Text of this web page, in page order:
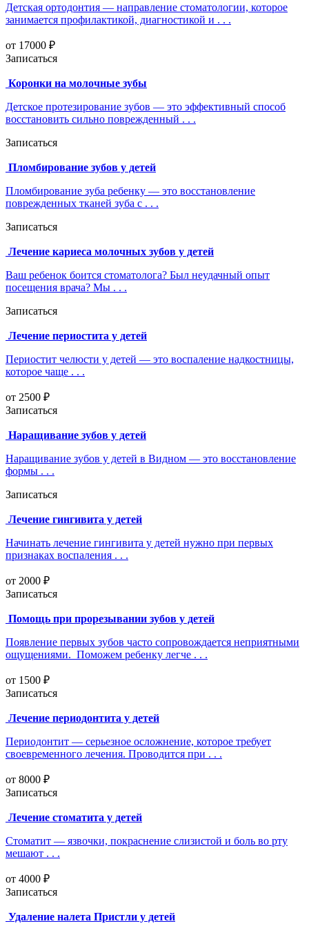
Детская ортодонтия — направление стоматологии, которое
занимается профилактикой, диагностикой и . . .
от 17000 ₽
Записаться
Коронки на молочные зубы
Детское протезирование зубов — это эффективный способ
восстановить сильно поврежденный . . .
Записаться
Пломбирование зубов у детей
Пломбирование зуба ребенку — это восстановление
поврежденных тканей зуба с . . .
Записаться
Лечение кариеса молочных зубов у детей
Ваш ребенок боится стоматолога? Был неудачный опыт
посещения врача? Мы . . .
Записаться
Лечение периостита у детей
Периостит челюсти у детей — это воспаление надкостницы,
которое чаще . . .
от 2500 ₽
Записаться
Наращивание зубов у детей
Наращивание зубов у детей в Видном — это восстановление
формы . . .
Записаться
Лечение гингивита у детей
Начинать лечение гингивита у детей нужно при первых
признаках воспаления . . .
от 2000 ₽
Записаться
Помощь при прорезывании зубов у детей
Появление первых зубов часто сопровождается неприятными
ощущениями. Поможем ребенку легче . . .
от 1500 ₽
Записаться
Лечение периодонтита у детей
Периодонтит — серьезное осложнение, которое требует
своевременного лечения. Проводится при . . .
от 8000 ₽
Записаться
Лечение стоматита у детей
Стоматит — язвочки, покраснение слизистой и боль во рту
мешают . . .
от 4000 ₽
Записаться
Удаление налета Пристли у детей